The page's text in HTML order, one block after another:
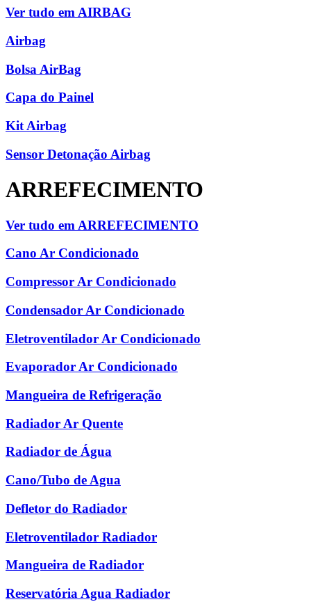
Ver tudo em AIRBAG
Airbag
Bolsa AirBag
Capa do Painel
Kit Airbag
Sensor Detonação Airbag
ARREFECIMENTO
Ver tudo em ARREFECIMENTO
Cano Ar Condicionado
Compressor Ar Condicionado
Condensador Ar Condicionado
Eletroventilador Ar Condicionado
Evaporador Ar Condicionado
Mangueira de Refrigeração
Radiador Ar Quente
Radiador de Água
Cano/Tubo de Agua
Defletor do Radiador
Eletroventilador Radiador
Mangueira de Radiador
Reservatória Agua Radiador